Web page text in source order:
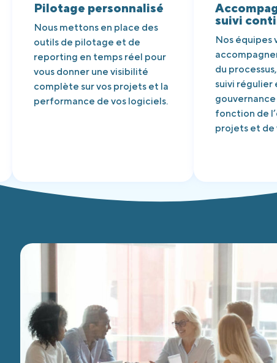
Pilotage personnalisé
Nous mettons en place des
outils de pilotage et de
reporting en temps réel pour
vous donner une visibilité
complète sur vos projets et la
performance de vos logiciels.
suivi
Nos équipes
du
suivi régulier
fonction de
projets et de